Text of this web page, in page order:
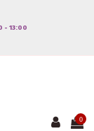
- 13:00
0